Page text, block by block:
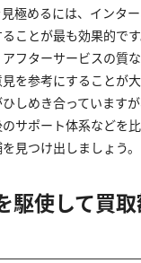
極めるには、インタ
ことが最も効果的で
フターサービスの質
を参考にすることが
しめき合っています
サポート体系などを
見つけ出しましょう。
駆使して買